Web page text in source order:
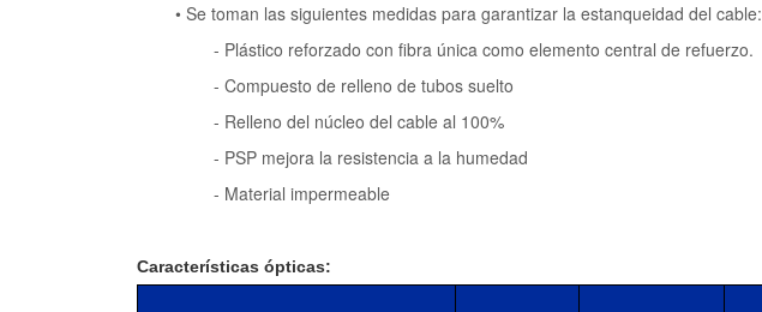
• Se toman las siguientes medidas para garantizar la estanqueidad del cable:
- Plástico reforzado con fibra única como elemento central de refuerzo.
- Compuesto de relleno de tubos suelto
- Relleno del núcleo del cable al 100%
- PSP mejora la resistencia a la humedad
- Material impermeable
Características ópticas: